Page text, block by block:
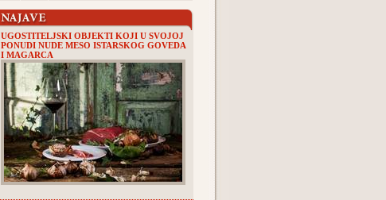
UGOSTITELJSKI OBJEKTI KOJI U SVOJOJ
PONUDI NUDE MESO ISTARSKOG GOVEDA
I MAGARCA